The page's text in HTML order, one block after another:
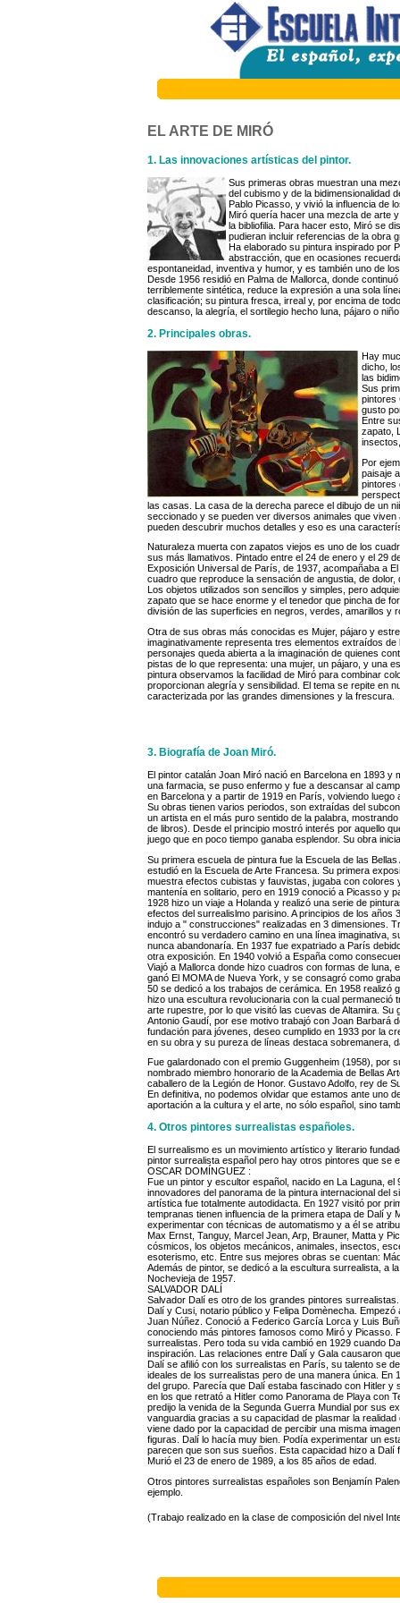
EL ARTE DE MIRÓ
1. Las innovaciones artísticas del pintor.
Sus primeras obras muestran una
del cubismo y de la bidimensionalidad
Pablo Picasso, y vivió la influencia de
Miró quería hacer una mezcla de arte
la bibliofilia. Para hacer esto, Miró se
pudieran incluir referencias de la obra
Ha elaborado su pintura inspirado por
abstracción, que en ocasiones
espontaneidad, inventiva y humor, y es también uno de
Desde 1956 residió en Palma de Mallorca, donde
terriblemente sintética, reduce la expresión a una sola
clasificación; su pintura fresca, irreal y, por encima de
descanso, la alegría, el sortilegio hecho luna, pájaro o
2. Principales obras.
Hay
dicho,
las
Sus
pintores
gusto
Entre
zapato,
Por
paisaje
pintores
las casas. La casa de la derecha parece el dibujo de un
seccionado y se pueden ver diversos animales que
pueden descubrir muchos detalles y eso es una
Naturaleza muerta con zapatos viejos es uno de los
sus más llamativos. Pintado entre el 24 de enero y el 29
Exposición Universal de París, de 1937, acompañaba a
cuadro que reproduce la sensación de angustia, de
Los objetos utilizados son sencillos y simples, pero
zapato que se hace enorme y el tenedor que pincha de
división de las superficies en negros, verdes, amarillos y
Otra de sus obras más conocidas es Mujer, pájaro y
imaginativamente representa tres elementos extraídos
personajes queda abierta a la imaginación de quienes
pistas de lo que representa: una mujer, un pájaro, y una
pintura observamos la facilidad de Miró para combinar
proporcionan alegría y sensibilidad. El tema se repite en
caracterizada por las grandes dimensiones y la frescura.
3. Biografía de Joan Miró.
El pintor catalán Joan Miró nació en Barcelona en 1893
una farmacia, se puso enfermo y fue a descansar al
en Barcelona y a partir de 1919 en París, volviendo
Su obras tienen varios periodos, son extraídas del
un artista en el más puro sentido de la palabra,
de libros). Desde el principio mostró interés por aquello
juego que en poco tiempo ganaba esplendor. Su obra
Su primera escuela de pintura fue la Escuela de las
estudió en la Escuela de Arte Francesa. Su primera
muestra efectos cubistas y fauvistas, jugaba con colores
mantenía en solitario, pero en 1919 conoció a Picasso y
1928 hizo un viaje a Holanda y realizó una serie de
efectos del surrealislmo parisino. A principios de los
indujo a " construcciones" realizadas en 3 dimensiones.
encontró su verdadero camino en una línea imaginativa,
nunca abandonaría. En 1937 fue expatriado a París
otra exposición. En 1940 volvió a España como
Viajó a Mallorca donde hizo cuadros con formas de luna,
ganó El MOMA de Nueva York, y se consagró como
50 se dedicó a los trabajos de cerámica. En 1958 realizó
hizo una escultura revolucionaria con la cual permaneció
arte rupestre, por lo que visitó las cuevas de Altamira.
Antonio Gaudí, por ese motivo trabajó con Joan Barbará
fundación para jóvenes, deseo cumplido en 1933 por la
en su obra y su pureza de líneas destaca sobremanera,
Fue galardonado con el premio Guggenheim (1958), por
nombrado miembro honorario de la Academia de Bellas
caballero de la Legión de Honor. Gustavo Adolfo, rey de
En definitiva, no podemos olvidar que estamos ante uno
aportación a la cultura y el arte, no sólo español, sino
4. Otros pintores surrealistas españoles.
El surrealismo es un movimiento artístico y literario
pintor surrealista español pero hay otros pintores que se
OSCAR DOMÍNGUEZ :
Fue un pintor y escultor español, nacido en La Laguna,
innovadores del panorama de la pintura internacional del
artística fue totalmente autodidacta. En 1927 visitó por
tempranas tienen influencia de la primera etapa de Dalí
experimentar con técnicas de automatismo y a él se
Max Ernst, Tanguy, Marcel Jean, Arp, Brauner, Matta y
cósmicos, los objetos mecánicos, animales, insectos,
esoterismo, etc. Entre sus mejores obras se cuentan:
Además de pintor, se dedicó a la escultura surrealista, a
Nochevieja de 1957.
SALVADOR DALÍ
Salvador Dalí es otro de los grandes pintores
Dalí y Cusi, notario público y Felipa Domènecha.
Juan Núñez. Conoció a Federico García Lorca y Luis
conociendo más pintores famosos como Miró y
surrealistas. Pero toda su vida cambió en 1929 cuando
inspiración. Las relaciones entre Dalí y Gala causaron
Dalí se afilió con los surrealistas en París, su talento se
ideales de los surrealistas pero de una manera única.
del grupo. Parecía que Dalí estaba fascinado con Hitler
en los que retrató a Hitler como Panorama de Playa con
predijo la venida de la Segunda Guerra Mundial por sus
vanguardia gracias a su capacidad de plasmar la
viene dado por la capacidad de percibir una misma
figuras. Dalí lo hacía muy bien. Podía experimentar un
parecen que son sus sueños. Esta capacidad hizo a
Murió el 23 de enero de 1989, a los 85 años de edad.
Otros pintores surrealistas españoles son Benjamín
ejemplo.
(Trabajo realizado en la clase de composición del nivel